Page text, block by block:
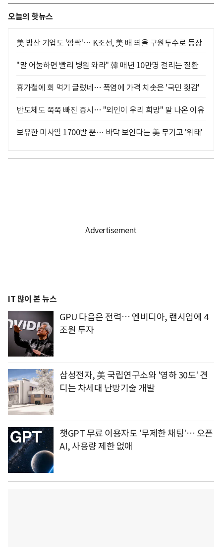
오늘의 핫뉴스
美 방산 기업도 '깜짝'… K조선, 美 배 띄울 구원투수로 등장
"말 어눌하면 빨리 병원 와라" 韓 매년 10만명 걸리는 질환
휴가철에 회 먹기 글렀네… 폭염에 가격 치솟은 '국민 횟감'
반도체도 쭉쭉 빠진 증시… "외인이 우리 희망" 말 나온 이유
보유한 미사일 1700발 뿐… 바닥 보인다는 美 무기고 '위태'
IT 많이 본 뉴스
GPU 다음은 전력… 엔비디아, 랜시엄에 4
조원 투자
삼성전자, 美 국립연구소와 '영하 30도' 견
디는 차세대 난방기술 개발
챗GPT 무료 이용자도 '무제한 채팅'… 오픈
AI, 사용량 제한 없애